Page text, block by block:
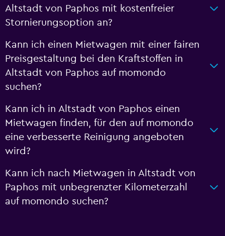
Altstadt von Paphos mit kostenfreier
Stornierungsoption an?
Kann ich einen Mietwagen mit einer fairen
Preisgestaltung bei den Kraftstoffen in
Altstadt von Paphos auf momondo
suchen?
Kann ich in Altstadt von Paphos einen
Mietwagen finden, für den auf momondo
eine verbesserte Reinigung angeboten
wird?
Kann ich nach Mietwagen in Altstadt von
Paphos mit unbegrenzter Kilometerzahl
auf momondo suchen?